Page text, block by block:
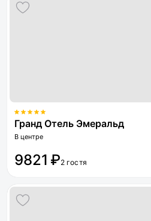
Гранд Отель Эмеральд
В центре
9821 ₽2 гостя